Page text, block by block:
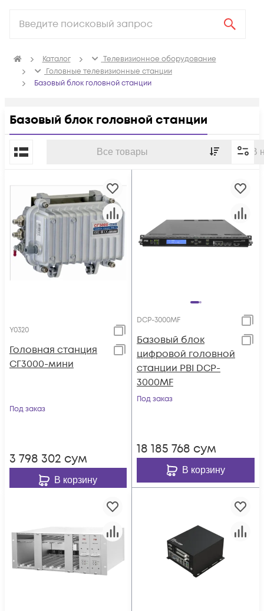
Каталог
Телевизионное оборудование
Головные телевизионные станции
Базовый блок головной станции
Базовый блок головной станции
Все товары В
По популярности
Y0320
Головная станция
СГ3000-мини
Под заказ
3 798 302 сум
В корзину
DCP-3000MF
Базовый блок
цифровой головной
станции PBI DCP-
3000MF
Под заказ
18 185 768 сум
В корзину